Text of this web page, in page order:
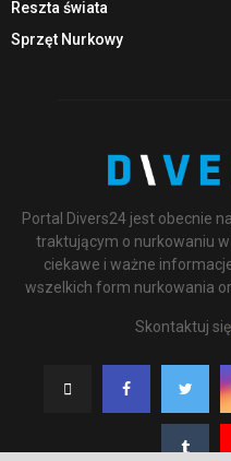
Reszta świata
Sprzęt Nurkowy
Portal Divers24 jest obecnie
traktującym o nurkowaniu
ciekawe i ważne
wszelkich form nurkowania
Skontaktuj